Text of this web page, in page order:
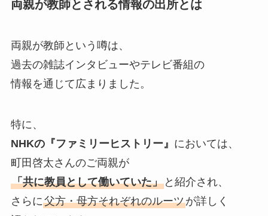
両親が教師とされる情報の出所とは
両親が教師という噂は、
過去の雑誌インタビューやテレビ番組の
情報を通じて広まりました。
特に、
NHKの『ファミリーヒストリー』 においては、
町田啓太さんのご両親が
「共に教員として働いていた」と紹介され、
さらに父方・母方それぞれのルーツが詳しく